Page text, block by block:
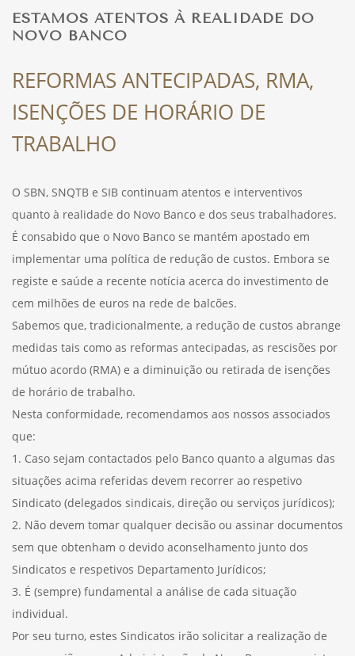
SAÚDE
ESTAMOS ATENTOS À REALIDADE DO
NOVO BANCO
REFORMAS ANTECIPADAS, RMA,
ISENÇÕES DE HORÁRIO DE
TRABALHO
O SBN, SNQTB e SIB continuam atentos e interventivos
quanto à realidade do Novo Banco e dos seus trabalhadores.
É consabido que o Novo Banco se mantém apostado em
implementar uma política de redução de custos. Embora se
registe e saúde a recente notícia acerca do investimento de
cem milhões de euros na rede de balcões.
Sabemos que, tradicionalmente, a redução de custos abrange
medidas tais como as reformas antecipadas, as rescisões por
mútuo acordo (RMA) e a diminuição ou retirada de isenções
de horário de trabalho.
Nesta conformidade, recomendamos aos nossos associados
que:
1. Caso sejam contactados pelo Banco quanto a algumas das
situações acima referidas devem recorrer ao respetivo
Sindicato (delegados sindicais, direção ou serviços jurídicos);
2. Não devem tomar qualquer decisão ou assinar documentos
sem que obtenham o devido aconselhamento junto dos
Sindicatos e respetivos Departamento Jurídicos;
3. É (sempre) fundamental a análise de cada situação
individual.
Por seu turno, estes Sindicatos irão solicitar a realização de